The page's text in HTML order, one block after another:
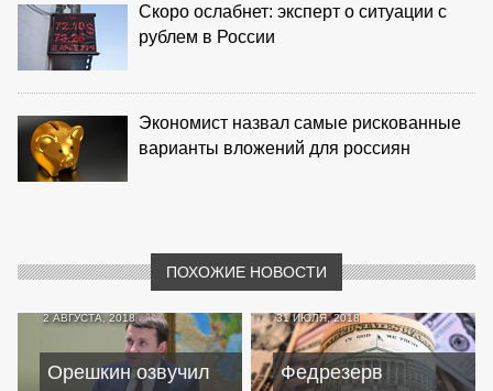
Скоро ослабнет: эксперт о ситуации с
рублем в России
Экономист назвал самые рискованные
варианты вложений для россиян
ПОХОЖИЕ НОВОСТИ
2 АВГУСТА, 2018
Орешкин озвучил
31 ИЮЛЯ, 2018
Федрезерв